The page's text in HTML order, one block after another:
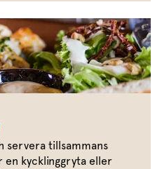
servera tillsammans
en kycklinggryta eller